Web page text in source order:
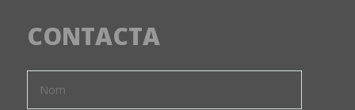
CONTACTA